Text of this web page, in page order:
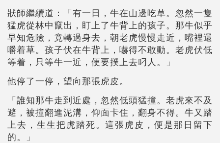
狀師繼續道：「有一日，牛在山邊吃草。忽然一隻
猛虎從林中竄出，盯上了牛背上的孩子。那牛似乎
早知危險，竟轉過身去，朝老虎慢慢走近，嘴裡還
嚼着草。孩子伏在牛背上，嚇得不敢動。老虎伏低
等着，只等牛一近，便要撲上去叼人。」
他停了一停，望向那張虎皮。
「誰知那牛走到近處，忽然低頭猛撞。老虎來不及
避，被撞翻進泥溝，仰面卡住，翻身不得。牛又踏
上去，生生把虎踏死。這張虎皮，便是那日留下
的。」